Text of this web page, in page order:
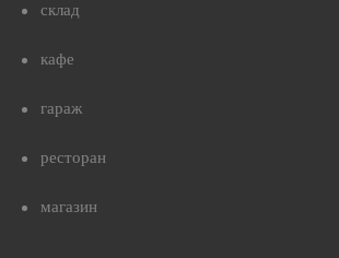
склад
кафе
гараж
ресторан
магазин